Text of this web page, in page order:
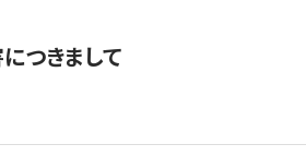
つきまして